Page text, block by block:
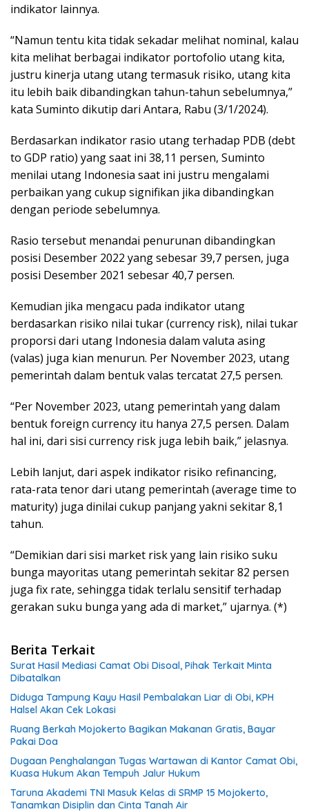
indikator lainnya.
“Namun tentu kita tidak sekadar melihat nominal, kalau
kita melihat berbagai indikator portofolio utang kita,
justru kinerja utang utang termasuk risiko, utang kita
itu lebih baik dibandingkan tahun-tahun sebelumnya,”
kata Suminto dikutip dari Antara, Rabu (3/1/2024).
Berdasarkan indikator rasio utang terhadap PDB (debt
to GDP ratio) yang saat ini 38,11 persen, Suminto
menilai utang Indonesia saat ini justru mengalami
perbaikan yang cukup signifikan jika dibandingkan
dengan periode sebelumnya.
Rasio tersebut menandai penurunan dibandingkan
posisi Desember 2022 yang sebesar 39,7 persen, juga
posisi Desember 2021 sebesar 40,7 persen.
Kemudian jika mengacu pada indikator utang
berdasarkan risiko nilai tukar (currency risk), nilai tukar
proporsi dari utang Indonesia dalam valuta asing
(valas) juga kian menurun. Per November 2023, utang
pemerintah dalam bentuk valas tercatat 27,5 persen.
“Per November 2023, utang pemerintah yang dalam
bentuk foreign currency itu hanya 27,5 persen. Dalam
hal ini, dari sisi currency risk juga lebih baik,” jelasnya.
Lebih lanjut, dari aspek indikator risiko refinancing,
rata-rata tenor dari utang pemerintah (average time to
maturity) juga dinilai cukup panjang yakni sekitar 8,1
tahun.
“Demikian dari sisi market risk yang lain risiko suku
bunga mayoritas utang pemerintah sekitar 82 persen
juga fix rate, sehingga tidak terlalu sensitif terhadap
gerakan suku bunga yang ada di market,” ujarnya. (*)
Berita Terkait
Surat Hasil Mediasi Camat Obi Disoal, Pihak Terkait Minta
Dibatalkan
Diduga Tampung Kayu Hasil Pembalakan Liar di Obi, KPH
Halsel Akan Cek Lokasi
Ruang Berkah Mojokerto Bagikan Makanan Gratis, Bayar
Pakai Doa
Dugaan Penghalangan Tugas Wartawan di Kantor Camat Obi,
Kuasa Hukum Akan Tempuh Jalur Hukum
Taruna Akademi TNI Masuk Kelas di SRMP 15 Mojokerto,
Tanamkan Disiplin dan Cinta Tanah Air